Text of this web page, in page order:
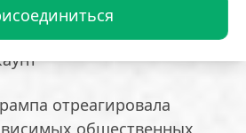
компаниям
банковской системе через
отреагировала
общественных